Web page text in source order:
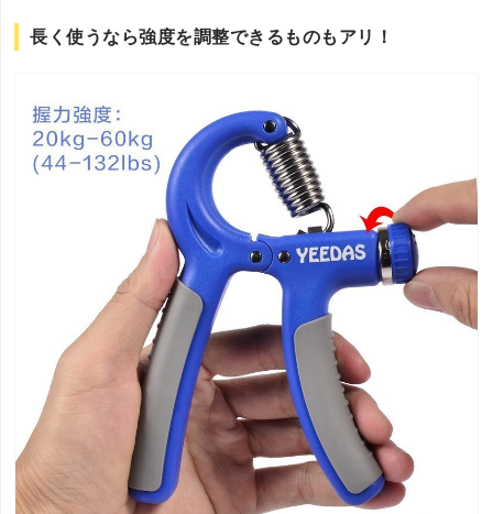
長く使うなら強度を調整できるものもアリ！